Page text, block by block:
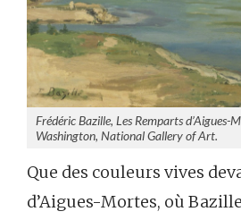
Frédéric Bazille, Les Remparts
Washington, National Gallery of Art.
Que des couleurs vives
d’Aigues-Mortes, où